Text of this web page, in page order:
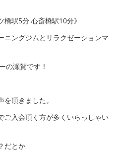
駅5分 心斎橋駅10分》
ニングジムとリラクゼーションマ
の瀬賀です！
頂きました。
ご入会頂く方が多くいらっしゃい
だとか